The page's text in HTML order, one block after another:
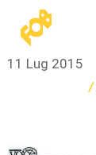
11 Lug 2015